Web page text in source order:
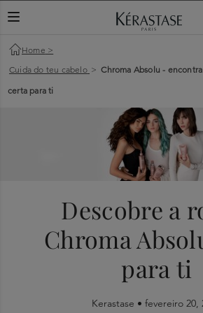
ALTERNAR NAVEGAÇÃO
Home >
Cuida do teu cabelo > Chroma Absolu -
certa para ti
Descobre a
Chroma
para ti
Kerastase •fevereiro 20,